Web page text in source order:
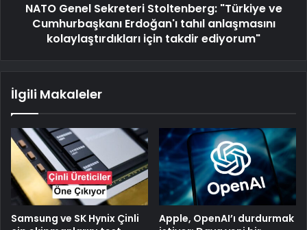
NATO Genel Sekreteri Stoltenberg: "Türkiye ve
Cumhurbaşkanı Erdoğan'ı tahıl anlaşmasını
kolaylaştırdıkları için takdir ediyorum"
İlgili Makaleler
Samsung ve SK Hynix Çinli
Apple, OpenAI’ı durdurmak